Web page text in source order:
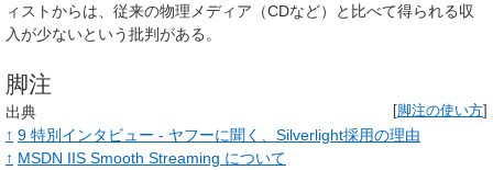
ィストからは、従来の物理メディア（CDなど）と比べて得られる収
入が少ないという批判がある。
脚注
[脚注の使い方]
出典
↑ 9 特別インタビュー - ヤフーに聞く、Silverlight採用の理由
↑ MSDN IIS Smooth Streaming について